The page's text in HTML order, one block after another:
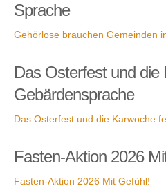
Sprache
Gehörlose brauchen Gemeinden
Das Osterfest und die
Gebärdensprache
Das Osterfest und die Karwoche
Fasten-Aktion 2026
Fasten-Aktion 2026 Mit Gefühl!